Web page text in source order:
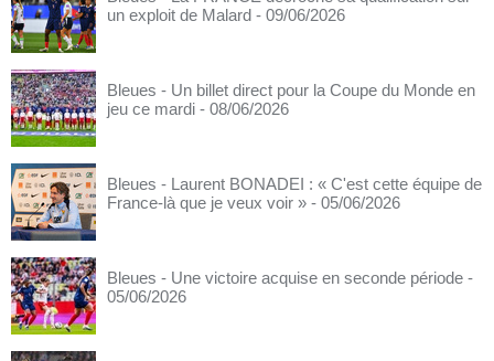
un exploit de Malard - 09/06/2026
Bleues - Un billet direct pour la Coupe du Monde en
jeu ce mardi - 08/06/2026
Bleues - Laurent BONADEI : « C'est cette équipe de
France-là que je veux voir » - 05/06/2026
Bleues - Une victoire acquise en seconde période -
05/06/2026